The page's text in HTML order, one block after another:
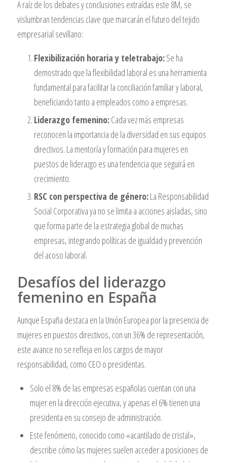
A raíz de los debates y conclusiones extraídas este 8M, se
vislumbran tendencias clave que marcarán el futuro del tejido
empresarial sevillano:
Flexibilización horaria y teletrabajo:Se ha
demostrado que la flexibilidad laboral es una herramienta
fundamental para facilitar la conciliación familiar y laboral,
beneficiando tanto a empleados como a empresas.
Liderazgo femenino:Cada vez más empresas
reconocen la importancia de la diversidad en sus equipos
directivos. La mentoría y formación para mujeres en
puestos de liderazgo es una tendencia que seguirá en
crecimiento.
RSC con perspectiva de género:La Responsabilidad
Social Corporativa ya no se limita a acciones aisladas, sino
que forma parte de la estrategia global de muchas
empresas, integrando políticas de igualdad y prevención
del acoso laboral.
Desafíos del liderazgo
femenino en España
Aunque España destaca en la Unión Europea por la presencia de
mujeres en puestos directivos, con un 36% de representación,
este avance no se refleja en los cargos de mayor
responsabilidad, como CEO o presidentas.
Solo el 8% de las empresas españolas cuentan con una
mujer en la dirección ejecutiva, y apenas el 6% tienen una
presidenta en su consejo de administración.
Este fenómeno, conocido como «acantilado de cristal»,
describe cómo las mujeres suelen acceder a posiciones de